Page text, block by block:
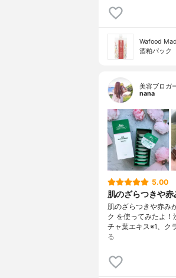
Wafood
酒粕パック
美容ブロガ
nana
5.00
肌のざらつきや赤
肌のざらつきや赤み
ク を使ってみたよ！
チャ葉エキス※1、ク
る